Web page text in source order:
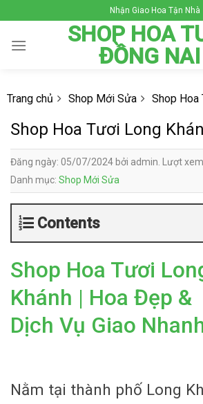
to
content
Nhận Giao Hoa Tận Nhà
SHOP HOA
ĐỒNG NAI
Trang chủ Shop Mới Sửa Shop Hoa
Shop Hoa Tươi Long
Đăng ngày: 05/07/2024 bởi admin. Lượt
Danh mục: Shop Mới Sửa
Contents
Shop Hoa Tươi
Khánh | Hoa Đẹp &
Dịch Vụ Giao
Nằm tại thành phố Long